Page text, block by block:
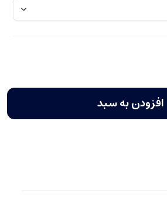
افزودن به سبد